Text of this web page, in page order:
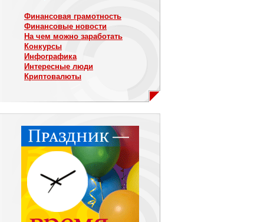
Финансовая грамотность
Финансовые новости
На чем можно заработать
Конкурсы
Инфографика
Интересные люди
Криптовалюты